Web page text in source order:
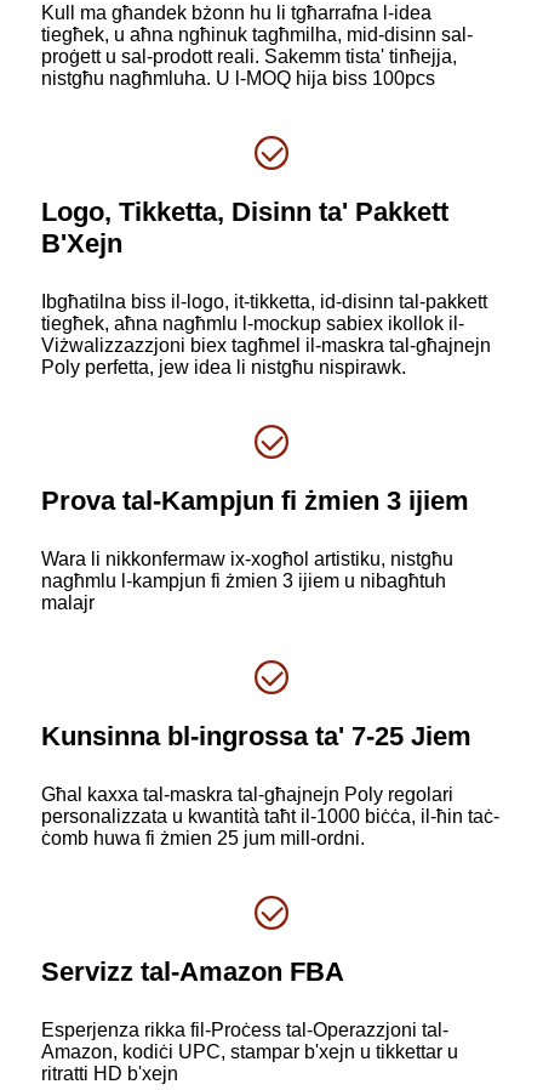
Kull ma għandek bżonn hu li tgħarrafna l-idea
tiegħek, u aħna ngħinuk tagħmilha, mid-disinn sal-
proġett u sal-prodott reali. Sakemm tista' tinħejja,
nistgħu nagħmluha. U l-MOQ hija biss 100pcs
Logo, Tikketta, Disinn ta' Pakkett
B'Xejn
Ibgħatilna biss il-logo, it-tikketta, id-disinn tal-pakkett
tiegħek, aħna nagħmlu l-mockup sabiex ikollok il-
Viżwalizzazzjoni biex tagħmel il-maskra tal-għajnejn
Poly perfetta, jew idea li nistgħu nispirawk.
Prova tal-Kampjun fi żmien 3 ijiem
Wara li nikkonfermaw ix-xogħol artistiku, nistgħu
nagħmlu l-kampjun fi żmien 3 ijiem u nibagħtuh
malajr
Kunsinna bl-ingrossa ta' 7-25 Jiem
Għal kaxxa tal-maskra tal-għajnejn Poly regolari
personalizzata u kwantità taħt il-1000 biċċa, il-ħin taċ-
ċomb huwa fi żmien 25 jum mill-ordni.
Servizz tal-Amazon FBA
Esperjenza rikka fil-Proċess tal-Operazzjoni tal-
Amazon, kodiċi UPC, stampar b'xejn u tikkettar u
ritratti HD b'xejn